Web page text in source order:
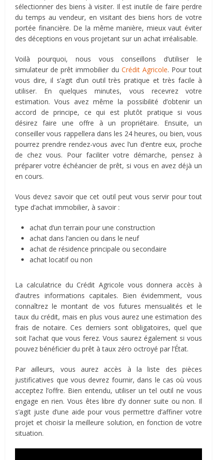
sélectionner des biens à visiter. Il est inutile de faire perdre
du temps au vendeur, en visitant des biens hors de votre
portée financière. De la même manière, mieux vaut éviter
des déceptions en vous projetant sur un achat irréalisable.
Voilà pourquoi, nous vous conseillons d’utiliser le
simulateur de prêt immobilier du Crédit Agricole. Pour tout
vous dire, il s’agit d’un outil très pratique et très facile à
utiliser. En quelques minutes, vous recevrez votre
estimation. Vous avez même la possibilité d’obtenir un
accord de principe, ce qui est plutôt pratique si vous
désirez faire une offre à un propriétaire. Ensuite, un
conseiller vous rappellera dans les 24 heures, ou bien, vous
pourrez prendre rendez-vous avec l’un d’entre eux, proche
de chez vous. Pour faciliter votre démarche, pensez à
préparer votre échéancier de prêt, si vous en avez déjà un
en cours.
Vous devez savoir que cet outil peut vous servir pour tout
type d’achat immobilier, à savoir :
achat d’un terrain pour une construction
achat dans l’ancien ou dans le neuf
achat de résidence principale ou secondaire
achat locatif ou non
La calculatrice du Crédit Agricole vous donnera accès à
d’autres informations capitales. Bien évidemment, vous
connaîtrez le montant de vos futures mensualités et le
taux du crédit, mais en plus vous aurez une estimation des
frais de notaire. Ces derniers sont obligatoires, quel que
soit l’achat que vous ferez. Vous saurez également si vous
pouvez bénéficier du prêt à taux zéro octroyé par l’État.
Par ailleurs, vous aurez accès à la liste des pièces
justificatives que vous devrez fournir, dans le cas où vous
acceptez l’offre. Bien entendu, utiliser un tel outil ne vous
engage en rien. Vous êtes libre d’y donner suite ou non. Il
s’agit juste d’une aide pour vous permettre d’affiner votre
projet et choisir la meilleure solution, en fonction de votre
situation.